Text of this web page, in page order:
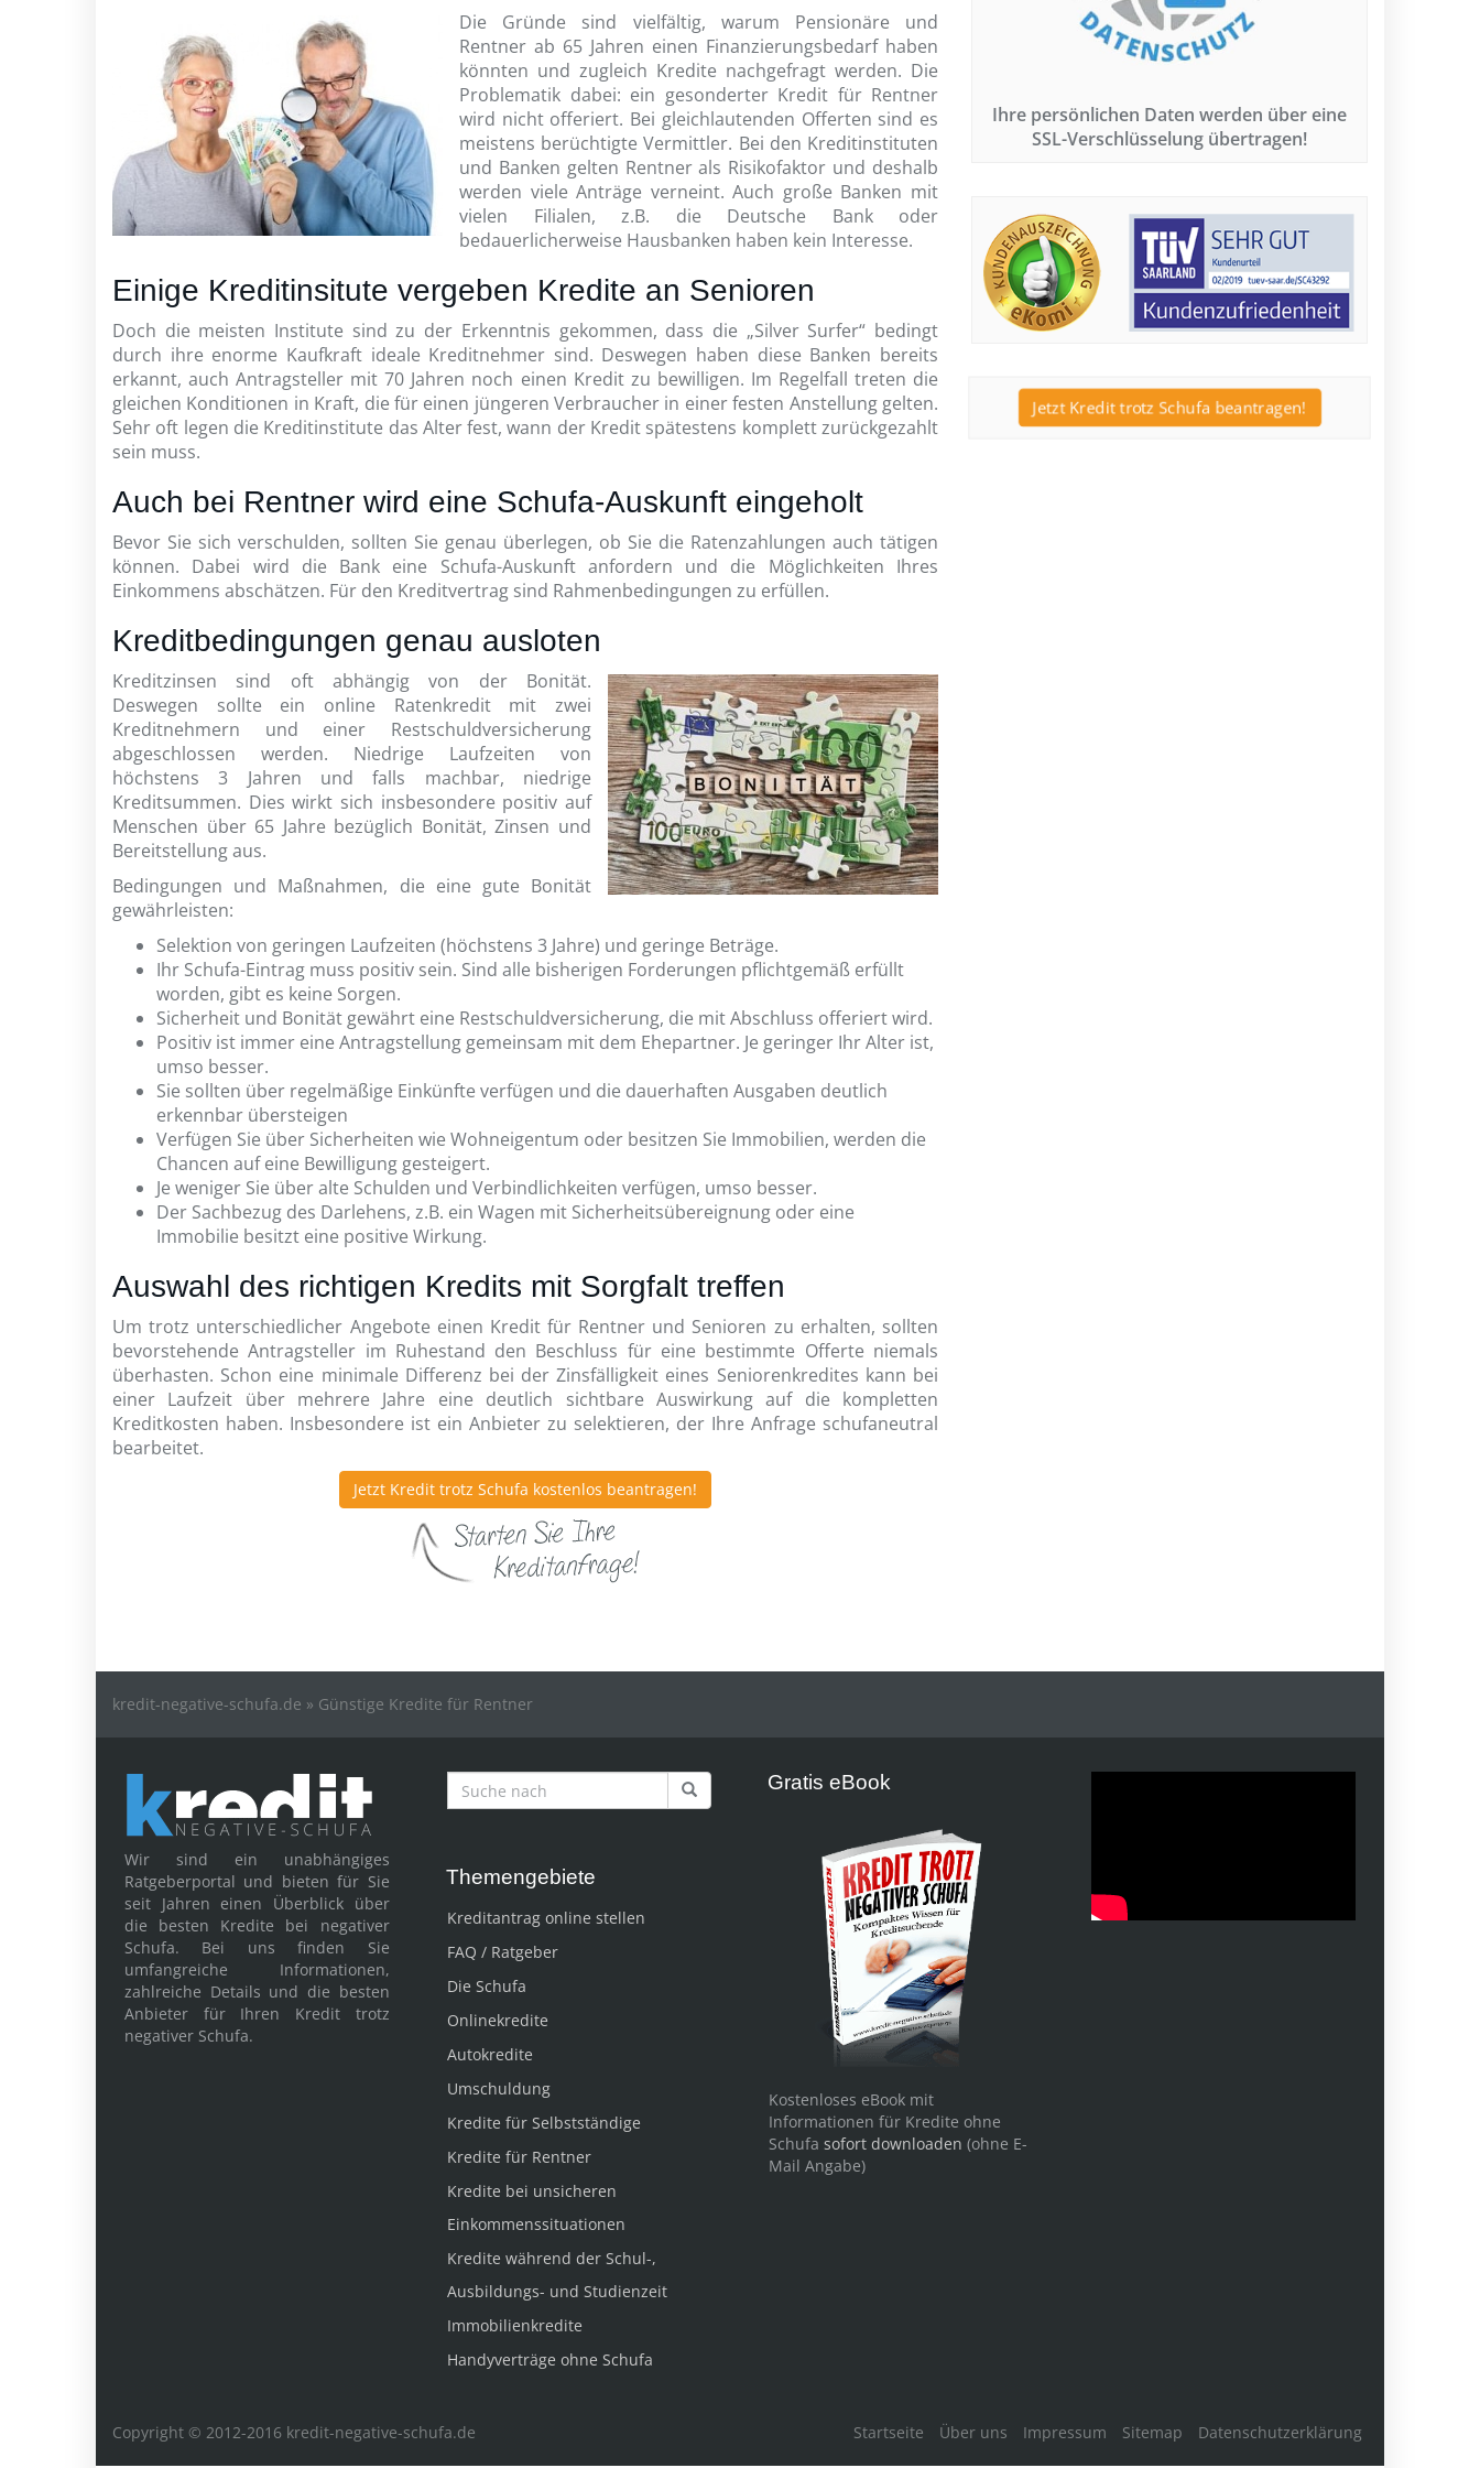
Die Gründe sind vielfältig, warum Pensionäre und
Rentner ab 65 Jahren einen Finanzierungsbedarf haben
könnten und zugleich Kredite nachgefragt werden. Die
Problematik dabei: ein gesonderter Kredit für Rentner
wird nicht offeriert. Bei gleichlautenden Offerten sind es
meistens berüchtigte Vermittler. Bei den Kreditinstituten
und Banken gelten Rentner als Risikofaktor und deshalb
werden viele Anträge verneint. Auch große Banken mit
vielen Filialen, z.B. die Deutsche Bank oder
bedauerlicherweise Hausbanken haben kein Interesse.
Einige Kreditinsitute vergeben Kredite an Senioren
Doch die meisten Institute sind zu der Erkenntnis gekommen, dass die „Silver Surfer“ bedingt
durch ihre enorme Kaufkraft ideale Kreditnehmer sind. Deswegen haben diese Banken bereits
erkannt, auch Antragsteller mit 70 Jahren noch einen Kredit zu bewilligen. Im Regelfall treten die
gleichen Konditionen in Kraft, die für einen jüngeren Verbraucher in einer festen Anstellung gelten.
Sehr oft legen die Kreditinstitute das Alter fest, wann der Kredit spätestens komplett zurückgezahlt
sein muss.
Auch bei Rentner wird eine Schufa-Auskunft eingeholt
Bevor Sie sich verschulden, sollten Sie genau überlegen, ob Sie die Ratenzahlungen auch tätigen
können. Dabei wird die Bank eine Schufa-Auskunft anfordern und die Möglichkeiten Ihres
Einkommens abschätzen. Für den Kreditvertrag sind Rahmenbedingungen zu erfüllen.
Kreditbedingungen genau ausloten
Kreditzinsen sind oft abhängig von der Bonität.
Deswegen sollte ein online Ratenkredit mit zwei
Kreditnehmern und einer Restschuldversicherung
abgeschlossen werden. Niedrige Laufzeiten von
höchstens 3 Jahren und falls machbar, niedrige
Kreditsummen. Dies wirkt sich insbesondere positiv auf
Menschen über 65 Jahre bezüglich Bonität, Zinsen und
Bereitstellung aus.
Bedingungen und Maßnahmen, die eine gute Bonität
gewährleisten:
Selektion von geringen Laufzeiten (höchstens 3 Jahre) und geringe Beträge.
Ihr Schufa-Eintrag muss positiv sein. Sind alle bisherigen Forderungen pflichtgemäß erfüllt
worden, gibt es keine Sorgen.
Sicherheit und Bonität gewährt eine Restschuldversicherung, die mit Abschluss offeriert wird.
Positiv ist immer eine Antragstellung gemeinsam mit dem Ehepartner. Je geringer Ihr Alter ist,
umso besser.
Sie sollten über regelmäßige Einkünfte verfügen und die dauerhaften Ausgaben deutlich
erkennbar übersteigen
Verfügen Sie über Sicherheiten wie Wohneigentum oder besitzen Sie Immobilien, werden die
Chancen auf eine Bewilligung gesteigert.
Je weniger Sie über alte Schulden und Verbindlichkeiten verfügen, umso besser.
Der Sachbezug des Darlehens, z.B. ein Wagen mit Sicherheitsübereignung oder eine
Immobilie besitzt eine positive Wirkung.
Auswahl des richtigen Kredits mit Sorgfalt treffen
Um trotz unterschiedlicher Angebote einen Kredit für Rentner und Senioren zu erhalten, sollten
bevorstehende Antragsteller im Ruhestand den Beschluss für eine bestimmte Offerte niemals
überhasten. Schon eine minimale Differenz bei der Zinsfälligkeit eines Seniorenkredites kann bei
einer Laufzeit über mehrere Jahre eine deutlich sichtbare Auswirkung auf die kompletten
Kreditkosten haben. Insbesondere ist ein Anbieter zu selektieren, der Ihre Anfrage schufaneutral
bearbeitet.
Jetzt Kredit trotz Schufa kostenlos beantragen!
Ihre persönlichen Daten werden über eine
SSL-Verschlüsselung übertragen!
Jetzt Kredit trotz Schufa beantragen!
kredit-negative-schufa.de » Günstige Kredite für Rentner
Wir sind ein unabhängiges
Ratgeberportal und bieten für Sie
seit Jahren einen Überblick über
die besten Kredite bei negativer
Schufa. Bei uns finden Sie
umfangreiche Informationen,
zahlreiche Details und die besten
Anbieter für Ihren Kredit trotz
negativer Schufa.
Themengebiete
Kreditantrag online stellen
FAQ / Ratgeber
Die Schufa
Onlinekredite
Autokredite
Umschuldung
Kredite für Selbstständige
Kredite für Rentner
Kredite bei unsicheren
Einkommenssituationen
Kredite während der Schul-,
Ausbildungs- und Studienzeit
Immobilienkredite
Handyverträge ohne Schufa
Gratis eBook
Kostenloses eBook mit
Informationen für Kredite ohne
Schufa sofort downloaden (ohne E-
Mail Angabe)
Copyright © 2012-2016 kredit-negative-schufa.de Startseite Über uns Impressum Sitemap Datenschutzerklärung